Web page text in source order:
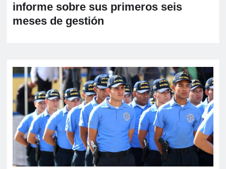
informe sobre sus primeros seis
meses de gestión